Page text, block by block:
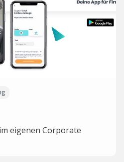
eigenen Corporate